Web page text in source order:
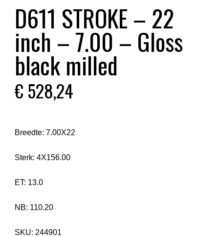
D611 STROKE – 22
inch – 7.00 – Gloss
black milled
€ 528,24
Breedte: 7.00X22
Sterk: 4X156.00
ET: 13.0
NB: 110.20
SKU: 244901